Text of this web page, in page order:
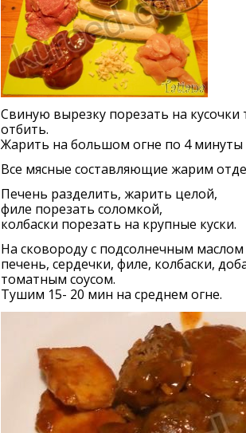
Свиную вырезку порезать на
отбить.
Жарить на большом огне по 4 минуты
Все мясные составляющие жарим
Печень разделить, жарить целой,
филе порезать соломкой,
колбаски порезать на крупные куски.
На сковороду с подсолнечным
печень, сердечки, филе, колбаски,
томатным соусом.
Тушим 15- 20 мин на среднем огне.